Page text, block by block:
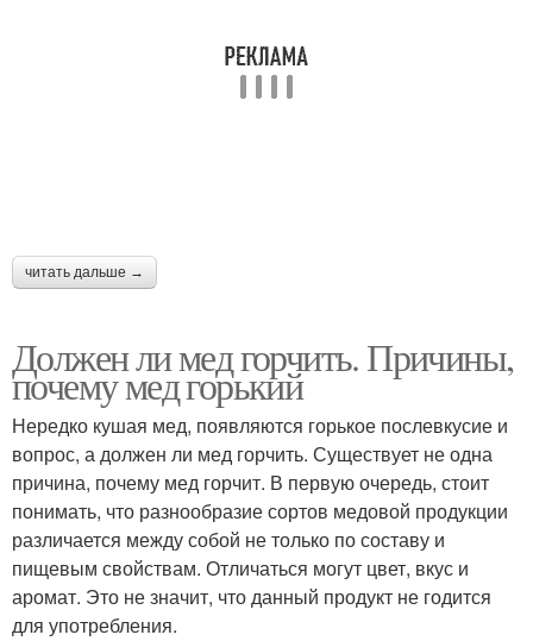
читать дальше →
Должен ли мед горчить. Причины,
почему мед горький
Нередко кушая мед, появляются горькое послевкусие и
вопрос, а должен ли мед горчить. Существует не одна
причина, почему мед горчит. В первую очередь, стоит
понимать, что разнообразие сортов медовой продукции
различается между собой не только по составу и
пищевым свойствам. Отличаться могут цвет, вкус и
аромат. Это не значит, что данный продукт не годится
для употребления.